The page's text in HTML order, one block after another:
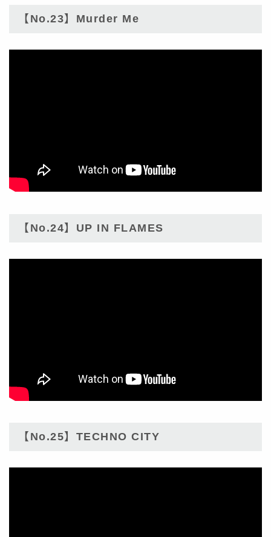
【No.23】Murder Me
【No.24】UP IN FLAMES
【No.25】TECHNO CITY